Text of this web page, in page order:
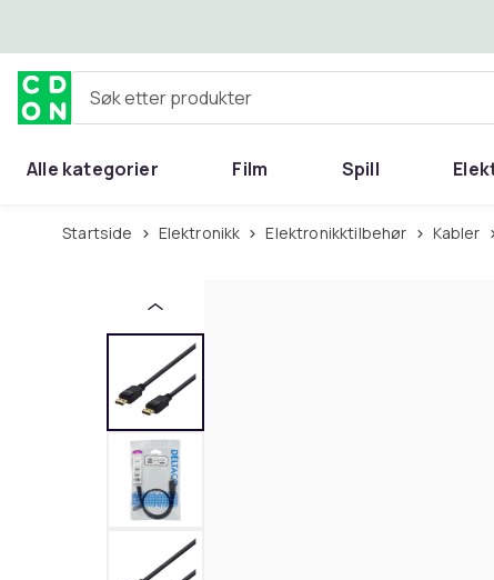
Søk etter produkter
Alle kategorier Film Spill
Startside Elektronikk Elektronikktilbehør Kabler